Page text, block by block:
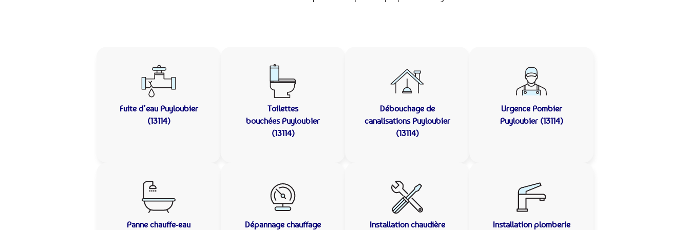
Fuite d’eau Puyloubier
(13114)
Toilettes
bouchées Puyloubier
(13114)
Débouchage de
canalisations Puyloubier
(13114)
Urgence Pombier
Puyloubier (13114)
Panne chauffe-eau Dépannage chauffage Installation chaudière Installation plomberie